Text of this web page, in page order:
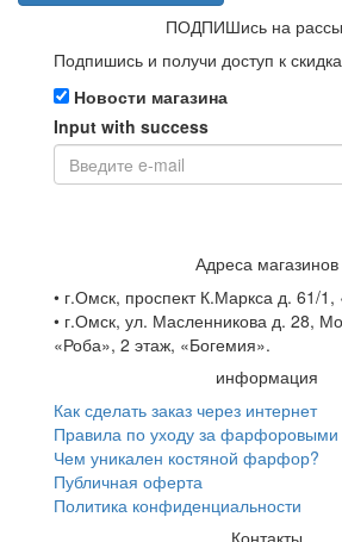
ПОДПИШись на
Подпишись и получи доступ к
Новости магазина
Input with success
Адреса магазинов
• г.Омск, проспект К.Маркса д. 61/
• г.Омск, ул. Масленникова д. 28,
«Роба», 2 этаж, «Богемия».
информация
Как сделать заказ через интернет
Правила по уходу за фарфоровыми
Чем уникален костяной фарфор?
Публичная оферта
Политика конфиденциальности